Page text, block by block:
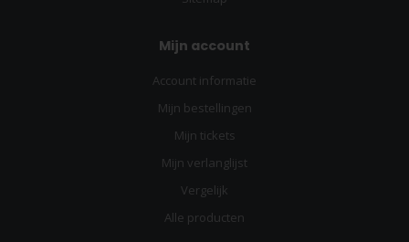
Mijn account
Account informatie
Mijn bestellingen
Mijn tickets
Mijn verlanglijst
Vergelijk
Alle producten